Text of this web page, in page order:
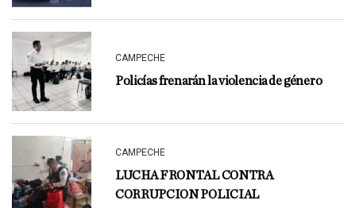
CAMPECHE
Policías frenarán la violencia de género
CAMPECHE
LUCHA FRONTAL CONTRA
CORRUPCION POLICIAL